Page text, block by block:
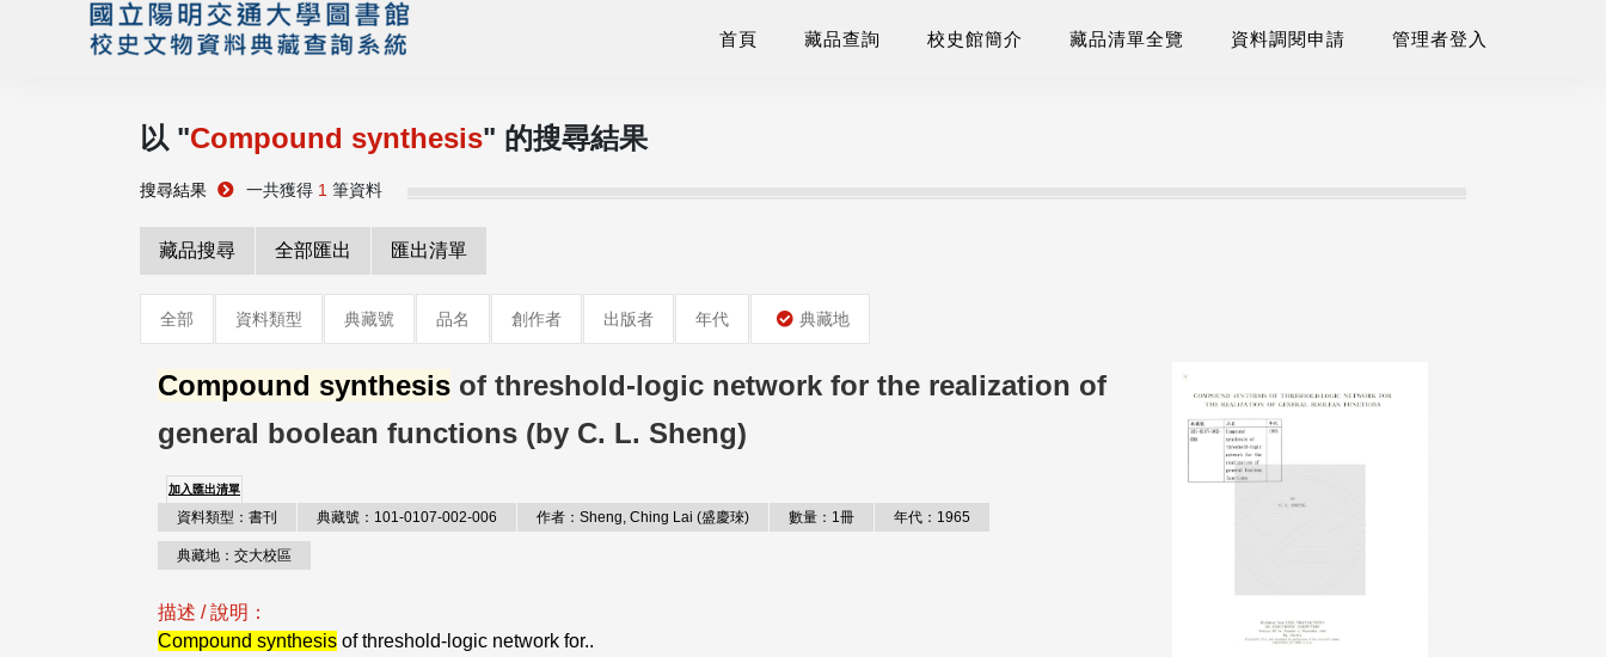
首頁 藏品查詢 校史館簡介 藏品清單全覽 資料調閱申請 管理者登入
以 "Compound synthesis" 的搜尋結果
搜尋結果 一共獲得 1 筆資料
藏品搜尋 全部匯出 匯出清單
全部 資料類型 典藏號 品名 創作者 出版者 年代 典藏地
Compound synthesis of threshold-logic network for the realization of
general boolean functions (by C. L. Sheng)
加入匯出清單
資料類型：書刊 典藏號：101-0107-002-006 作者：Sheng, Ching Lai (盛慶琜) 數量：1冊 年代：1965
典藏地：交大校區
描述 / 說明：
Compound synthesis of threshold-logic network for..